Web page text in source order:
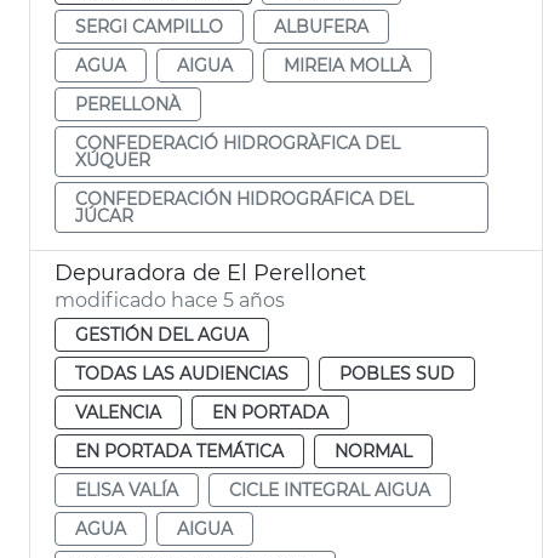
SERGI CAMPILLO
ALBUFERA
AGUA
AIGUA
MIREIA MOLLÀ
PERELLONÀ
CONFEDERACIÓ HIDROGRÀFICA DEL
XÚQUER
CONFEDERACIÓN HIDROGRÁFICA DEL
JÚCAR
Depuradora de El Perellonet
modificado hace 5 años
GESTIÓN DEL AGUA
TODAS LAS AUDIENCIAS
POBLES SUD
VALENCIA
EN PORTADA
EN PORTADA TEMÁTICA
NORMAL
ELISA VALÍA
CICLE INTEGRAL AIGUA
AGUA
AIGUA